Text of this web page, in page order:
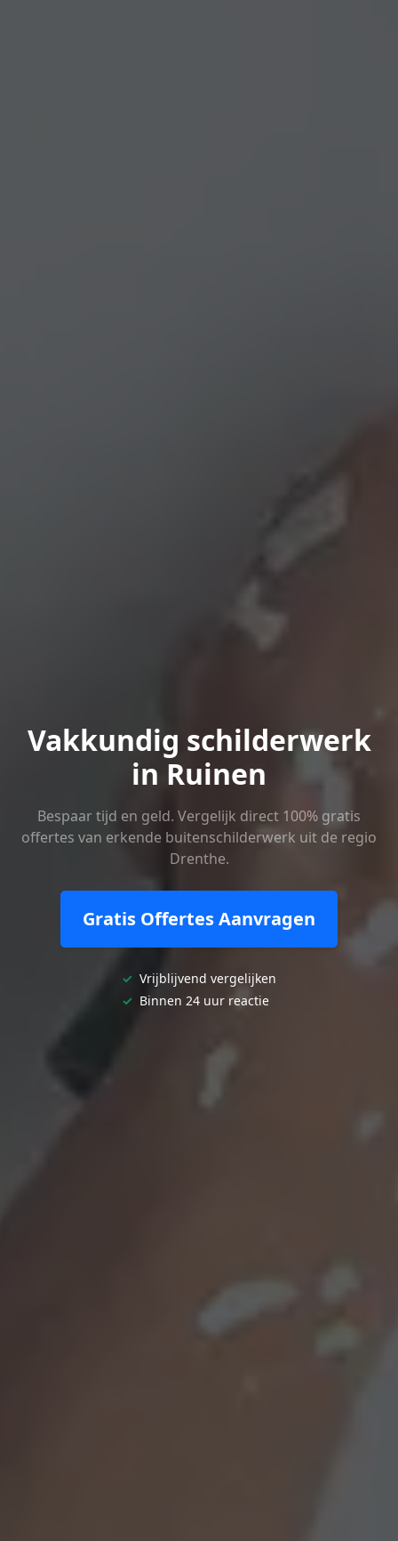
Vakkundig schilderwerk
in Ruinen
Bespaar tijd en geld. Vergelijk direct 100% gratis
offertes van erkende buitenschilderwerk uit de regio
Drenthe.
Gratis Offertes Aanvragen
✓ Vrijblijvend vergelijken
✓ Binnen 24 uur reactie